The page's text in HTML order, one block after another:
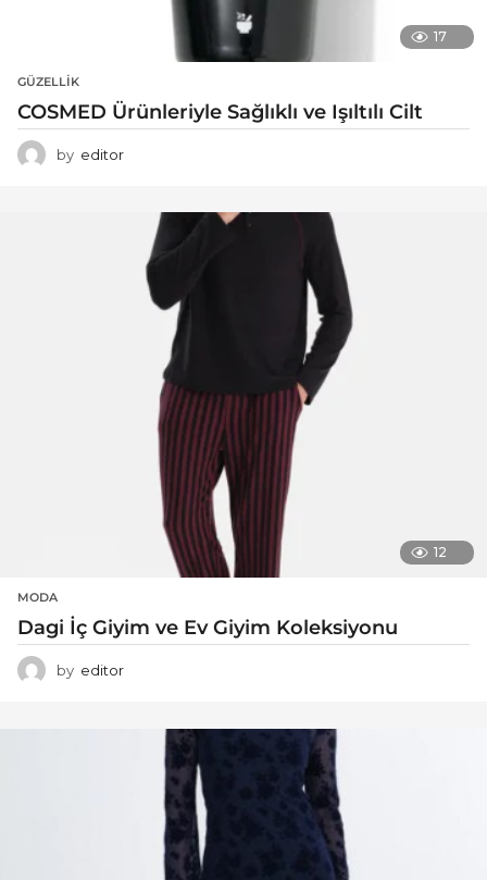
17
GÜZELLIK
COSMED Ürünleriyle Sağlıklı ve Işıltılı Cilt
by editor
12
MODA
Dagi İç Giyim ve Ev Giyim Koleksiyonu
by editor